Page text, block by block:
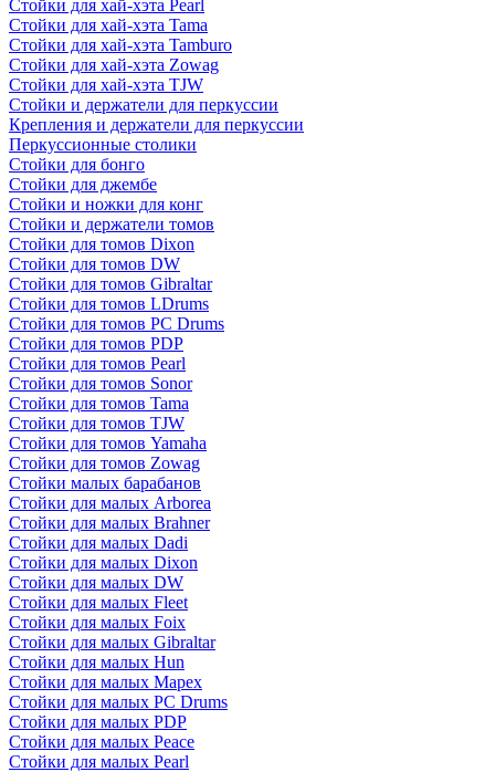
Стойки для хай-хэта Pearl
Стойки для хай-хэта Tama
Стойки для хай-хэта Tamburo
Стойки для хай-хэта Zowag
Стойки для хай-хэта TJW
Стойки и держатели для перкуссии
Крепления и держатели для перкуссии
Перкуссионные столики
Стойки для бонго
Стойки для джембе
Стойки и ножки для конг
Стойки и держатели томов
Стойки для томов Dixon
Стойки для томов DW
Стойки для томов Gibraltar
Стойки для томов LDrums
Стойки для томов PC Drums
Стойки для томов PDP
Стойки для томов Pearl
Стойки для томов Sonor
Стойки для томов Tama
Стойки для томов TJW
Стойки для томов Yamaha
Стойки для томов Zowag
Стойки малых барабанов
Стойки для малых Arborea
Стойки для малых Brahner
Стойки для малых Dadi
Стойки для малых Dixon
Стойки для малых DW
Стойки для малых Fleet
Стойки для малых Foix
Стойки для малых Gibraltar
Стойки для малых Hun
Стойки для малых Mapex
Стойки для малых PC Drums
Стойки для малых PDP
Стойки для малых Peace
Стойки для малых Pearl